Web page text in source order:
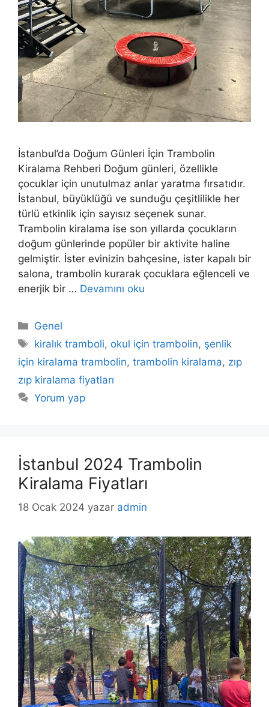
İstanbul’da Doğum Günleri İçin Trambolin
Kiralama Rehberi Doğum günleri, özellikle
çocuklar için unutulmaz anlar yaratma fırsatıdır.
İstanbul, büyüklüğü ve sunduğu çeşitlilikle her
türlü etkinlik için sayısız seçenek sunar.
Trambolin kiralama ise son yıllarda çocukların
doğum günlerinde popüler bir aktivite haline
gelmiştir. İster evinizin bahçesine, ister kapalı bir
salona, trambolin kurarak çocuklara eğlenceli ve
enerjik bir … Devamını oku
Kategoriler
Genel
Etiketler
kiralık tramboli, okul için trambolin, şenlik
için kiralama trambolin, trambolin kiralama, zıp
zıp kiralama fiyatları
Yorum yap
İstanbul 2024 Trambolin
Kiralama Fiyatları
18 Ocak 2024 yazar admin